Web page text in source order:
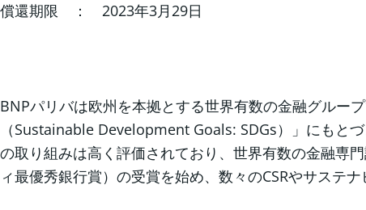
償還期限 ： 2023年3月29日
BNPパリバは欧州を本拠とする世界有数の金融グルー
（Sustainable Development Goals: SDGs）」にもと
の取り組みは高く評価されており、世界有数の金融専
ィ最優秀銀行賞）の受賞を始め、数々のCSRやサステ